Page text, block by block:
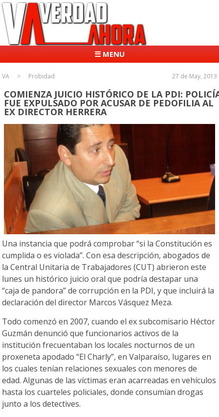
☰ MENU
VA Probidad 27 de May, 2013
COMIENZA JUICIO HISTÓRICO DE LA PDI:
FUE EXPULSADO POR ACUSAR DE PEDOFILIA AL
EX DIRECTOR HERRERA
Una instancia que podrá comprobar “si la Constitución es
cumplida o es violada”. Con esa descripción, abogados de
la Central Unitaria de Trabajadores (CUT) abrieron este
lunes un histórico juicio oral que podría destapar una
“caja de pandora” de corrupción en la PDI, y que incluirá la
declaración del director Marcos Vásquez Meza.
Todo comenzó en 2007, cuando el ex subcomisario Héctor
Guzmán denunció que funcionarios activos de la
institución frecuentaban los locales nocturnos de un
proxeneta apodado “El Charly”, en Valparaíso, lugares en
los cuales tenían relaciones sexuales con menores de
edad. Algunas de las víctimas eran acarreadas en vehículos
hasta los cuarteles policiales, donde consumían drogas
junto a los detectives.